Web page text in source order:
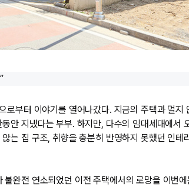
로부터 이야기를 열어나갔다. 지금의 주택과 멀지
안 지냈다는 부부. 하지만, 다수의 임대세대에서
는 집 구조, 취향을 충분히 반영하지 못했던 인테
완전 연소되었던 이전 주택에서의 로망을 이번